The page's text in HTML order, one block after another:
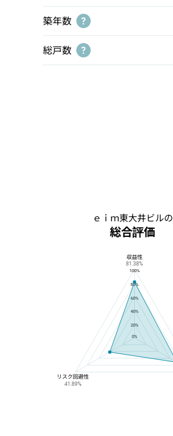
築年数 ?
総戸数 ?
ｅｉｍ東大井ビルの
総合評価
ｅｉｍ東大井ビルの総合評価
100%
80%
60%
40%
20%
0%
収益性
81.38%
リスク回避性
41.89%